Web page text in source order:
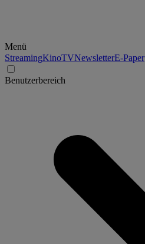
Menü
StreamingKinoTVNewsletterE-Paper
Benutzerbereich